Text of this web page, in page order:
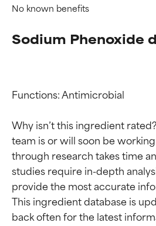
No known benefits
Sodium Phenoxide
Functions: Antimicrobial
Why isn’t this ingredient
team is or will soon be
through research takes time
studies require in-depth
provide the most accurate
This ingredient database is
Beoordelingen
Beoordelingen